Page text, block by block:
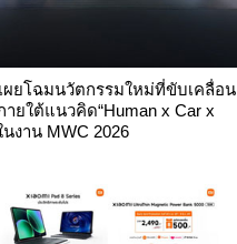
ผยโฉมนวัตกรรมใหม่ที่ขับเคลื่อน
ายใต้แนวคิด“Human x Car x
นงาน MWC 2026